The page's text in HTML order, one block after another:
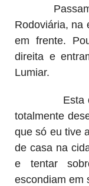
Passamos
Rodoviária, na
em frente.
direita e
Lumiar.
Esta
totalmente
que só eu tive
de casa na
e tentar
escondiam em